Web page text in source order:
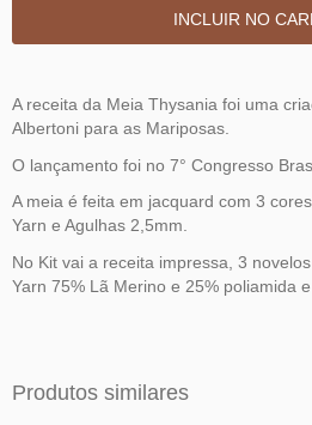
A receita da Meia Thysania foi uma
Albertoni para as Mariposas.
O lançamento foi no 7° Congresso
A meia é feita em jacquard com 3
Yarn e Agulhas 2,5mm.
No Kit vai a receita impressa, 3
Yarn 75% Lã Merino e 25% poliamida
Produtos similares